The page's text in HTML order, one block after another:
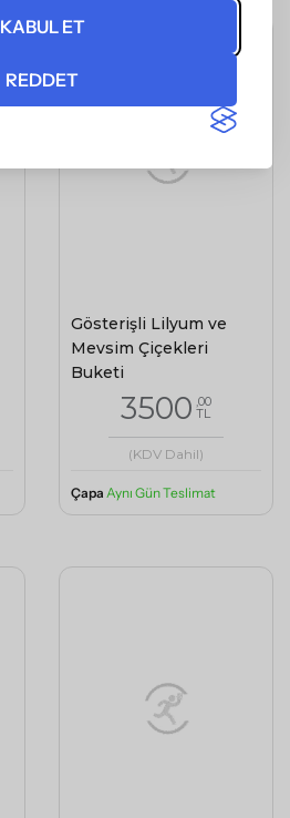
KABUL ET
REDDET
Gösterişli Lilyum ve
Mevsim Çiçekleri
Buketi
3500 ,00
TL
(KDV Dahil)
Çapa Aynı Gün Teslimat